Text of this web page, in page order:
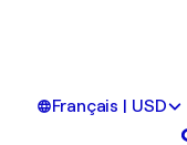
Français | USD